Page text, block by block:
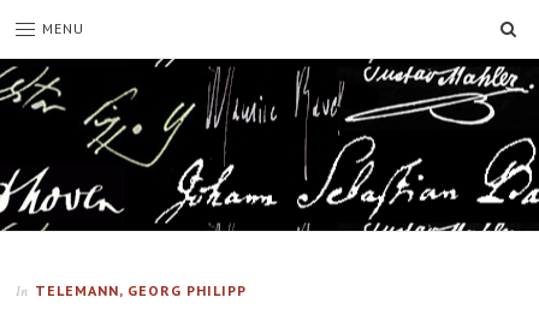
MENU
In TELEMANN, GEORG PHILIPP